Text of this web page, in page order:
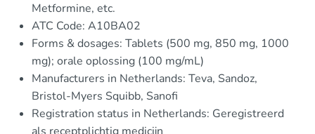
Metformine, etc.
ATC Code: A10BA02
Forms & dosages: Tablets (500 mg, 850 mg, 1000
mg); orale oplossing (100 mg/mL)
Manufacturers in Netherlands: Teva, Sandoz,
Bristol-Myers Squibb, Sanofi
Registration status in Netherlands: Geregistreerd